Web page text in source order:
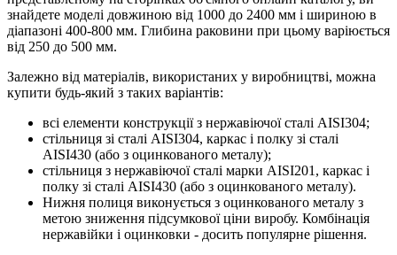
знайдете моделі довжиною від 1000 до 2400 мм і шириною в
діапазоні 400-800 мм. Глибина раковини при цьому варіюється
від 250 до 500 мм.
Залежно від матеріалів, використаних у виробництві, можна
купити будь-який з таких варіантів:
всі елементи конструкції з нержавіючої сталі AISI304;
стільниця зі сталі AISI304, каркас і полку зі сталі
AISI430 (або з оцинкованого металу);
стільниця з нержавіючої сталі марки AISI201, каркас і
полку зі сталі AISI430 (або з оцинкованого металу).
Нижня полиця виконується з оцинкованого металу з
метою зниження підсумкової ціни виробу. Комбінація
нержавійки і оцинковки - досить популярне рішення.